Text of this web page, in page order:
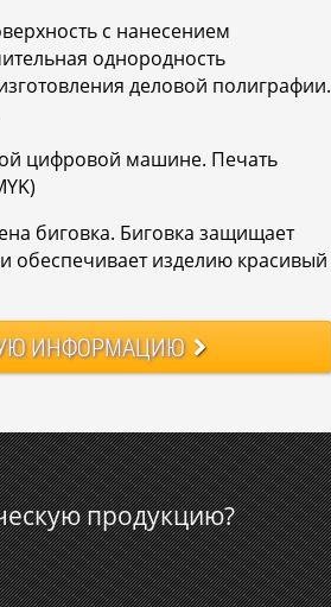
с нанесением
однородность
деловой полиграфии.
цифровой машине. Печать
биговка. Биговка защищает
обеспечивает изделию красивый
ИНФОРМАЦИЮ
продукцию?